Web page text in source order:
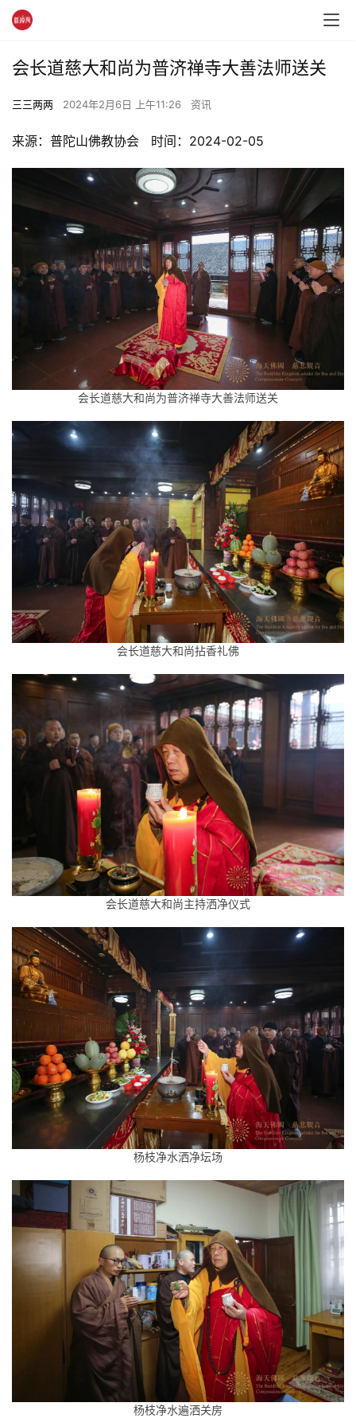
会长道慈大和尚为普济禅寺大善法师送关
三三两两 2024年2月6日 上午11:26 资讯
来源：普陀山佛教协会   时间：2024-02-05
会长道慈大和尚为普济禅寺大善法师送关
会长道慈大和尚拈香礼佛
会长道慈大和尚主持洒净仪式
杨枝净水洒净坛场
杨枝净水遍洒关房